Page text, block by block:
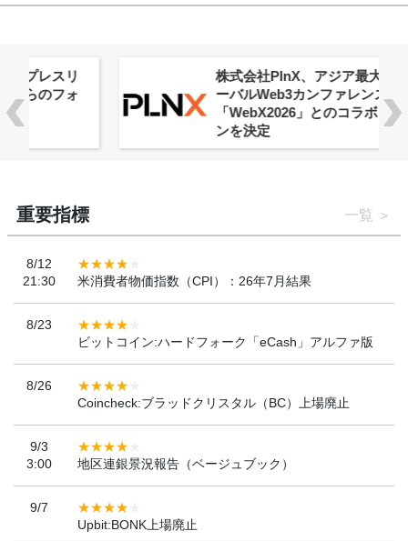
株式会社PlnX、アジア最大級のグロ
ーバルWeb3カンファレンス
「WebX2026」とのコラボレーショ
重要指標 一覧
8/12
21:30
米消費者物価指数（CPI）：26年7月結果
8/23
ビットコイン:ハードフォーク「eCash」アルファ版
8/26
Coincheck:ブラッドクリスタル（BC）上場廃止
9/3
3:00
地区連銀景況報告（ベージュブック）
9/7
Upbit:BONK上場廃止